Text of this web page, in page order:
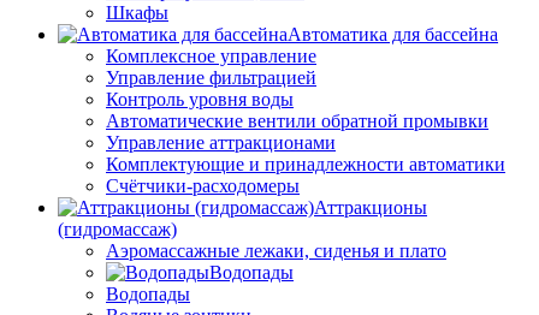
Шкафы
Автоматика для бассейна
Комплексное управление
Управление фильтрацией
Контроль уровня воды
Автоматические вентили обратной промывки
Управление аттракционами
Комплектующие и принадлежности автоматики
Счётчики-расходомеры
Аттракционы
(гидромассаж)
Аэромассажные лежаки, сиденья и плато
Водопады
Водопады